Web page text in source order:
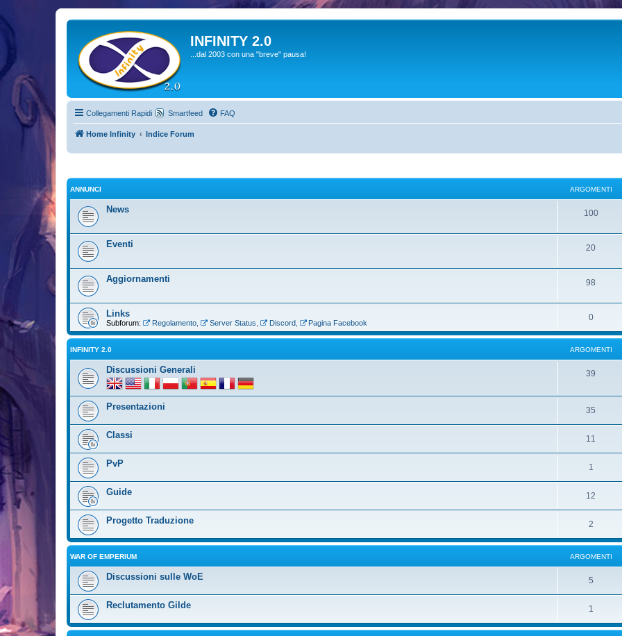
INFINITY 2.0
...dal 2003 con una "breve" pausa!
Collegamenti Rapidi Smartfeed FAQ
Home Infinity Indice Forum
ANNUNCI ARGOMENTI
News 100
Eventi 20
Aggiornamenti 98
Links
Subforum: Regolamento, Server Status Discord, Pagina Facebook
0
INFINITY 2.0 ARGOMENTI
Discussioni Generali 39
Presentazioni 35
Classi 11
PvP 1
Guide 12
Progetto Traduzione 2
WAR OF EMPERIUM ARGOMENTI
Discussioni sulle WoE 5
Reclutamento Gilde 1